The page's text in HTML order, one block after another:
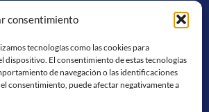
consentimiento
tecnologías como las cookies para
dispositivo. El consentimiento de estas tecnologías
de navegación o las identificaciones
consentimiento, puede afectar negativamente a